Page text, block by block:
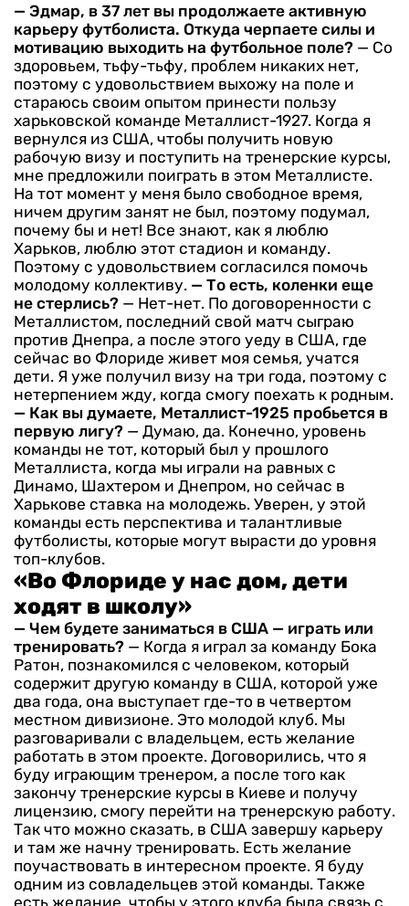
— Эдмар, в 37 лет вы продолжаете активную
карьеру футболиста. Откуда черпаете силы и
мотивацию выходить на футбольное поле? — Со
здоровьем, тьфу-тьфу, проблем никаких нет,
поэтому с удовольствием выхожу на поле и
стараюсь своим опытом принести пользу
харьковской команде Металлист-1927. Когда я
вернулся из США, чтобы получить новую
рабочую визу и поступить на тренерские курсы,
мне предложили поиграть в этом Металлисте.
На тот момент у меня было свободное время,
ничем другим занят не был, поэтому подумал,
почему бы и нет! Все знают, как я люблю
Харьков, люблю этот стадион и команду.
Поэтому с удовольствием согласился помочь
молодому коллективу. — То есть, коленки еще
не стерлись? — Нет-нет. По договоренности с
Металлистом, последний свой матч сыграю
против Днепра, а после этого уеду в США, где
сейчас во Флориде живет моя семья, учатся
дети. Я уже получил визу на три года, поэтому с
нетерпением жду, когда смогу поехать к родным.
— Как вы думаете, Металлист-1925 пробьется в
первую лигу? — Думаю, да. Конечно, уровень
команды не тот, который был у прошлого
Металлиста, когда мы играли на равных с
Динамо, Шахтером и Днепром, но сейчас в
Харькове ставка на молодежь. Уверен, у этой
команды есть перспектива и талантливые
футболисты, которые могут вырасти до уровня
топ-клубов.
«Во Флориде у нас дом, дети
ходят в школу»
— Чем будете заниматься в США — играть или
тренировать? — Когда я играл за команду Бока
Ратон, познакомился с человеком, который
содержит другую команду в США, которой уже
два года, она выступает где-то в четвертом
местном дивизионе. Это молодой клуб. Мы
разговаривали с владельцем, есть желание
работать в этом проекте. Договорились, что я
буду играющим тренером, а после того как
закончу тренерские курсы в Киеве и получу
лицензию, смогу перейти на тренерскую работу.
Так что можно сказать, в США завершу карьеру
и там же начну тренировать. Есть желание
поучаствовать в интересном проекте. Я буду
одним из совладельцев этой команды. Также
есть желание, чтобы у этого клуба была связь с